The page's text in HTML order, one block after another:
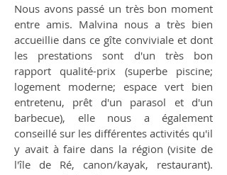
Nous avons passé un très bon moment
entre amis. Malvina nous a très bien
accueillie dans ce gîte conviviale et dont
les prestations sont d'un très bon
rapport qualité-prix (superbe piscine;
logement moderne; espace vert bien
entretenu, prêt d'un parasol et d'un
barbecue), elle nous a également
conseillé sur les différentes activités qu'il
y avait à faire dans la région (visite de
l'île de Ré, canon/kayak, restaurant).